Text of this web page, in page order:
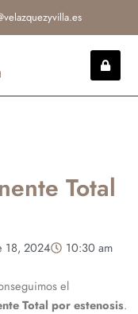
Total
18, 2024
10:30 am
el
Total por estenosis.